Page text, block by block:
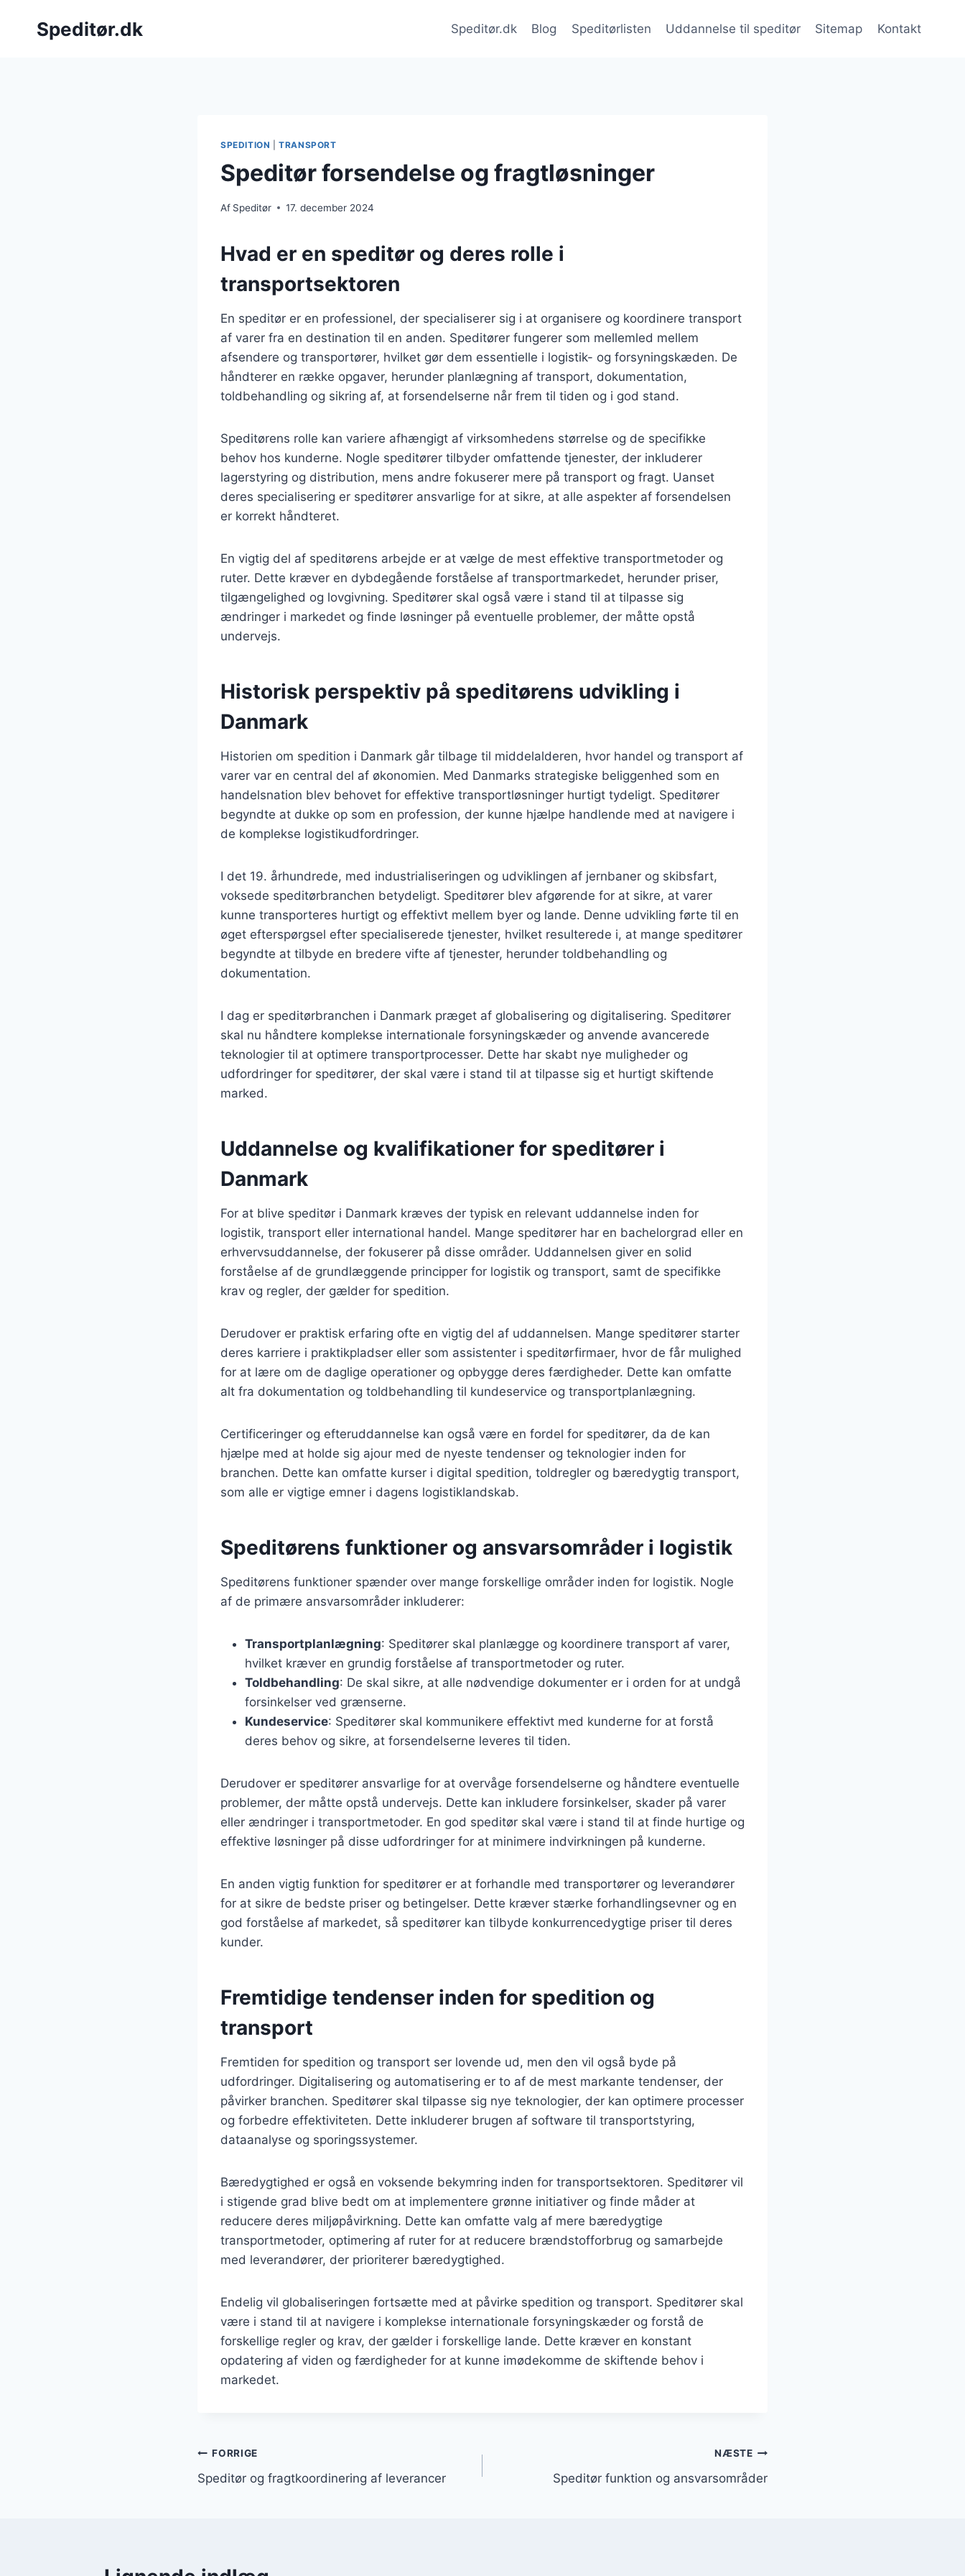
Speditør.dk Speditør.dk Blog Speditørlisten Uddannelse til speditør Sitemap Kontakt
SPEDITION |TRANSPORT
Speditør forsendelse og fragtløsninger
Af Speditør 17. december 2024
Hvad er en speditør og deres rolle i
transportsektoren
En speditør er en professionel, der specialiserer sig i at organisere og koordinere transport
af varer fra en destination til en anden. Speditører fungerer som mellemled mellem
afsendere og transportører, hvilket gør dem essentielle i logistik- og forsyningskæden. De
håndterer en række opgaver, herunder planlægning af transport, dokumentation,
toldbehandling og sikring af, at forsendelserne når frem til tiden og i god stand.
Speditørens rolle kan variere afhængigt af virksomhedens størrelse og de specifikke
behov hos kunderne. Nogle speditører tilbyder omfattende tjenester, der inkluderer
lagerstyring og distribution, mens andre fokuserer mere på transport og fragt. Uanset
deres specialisering er speditører ansvarlige for at sikre, at alle aspekter af forsendelsen
er korrekt håndteret.
En vigtig del af speditørens arbejde er at vælge de mest effektive transportmetoder og
ruter. Dette kræver en dybdegående forståelse af transportmarkedet, herunder priser,
tilgængelighed og lovgivning. Speditører skal også være i stand til at tilpasse sig
ændringer i markedet og finde løsninger på eventuelle problemer, der måtte opstå
undervejs.
Historisk perspektiv på speditørens udvikling i
Danmark
Historien om spedition i Danmark går tilbage til middelalderen, hvor handel og transport af
varer var en central del af økonomien. Med Danmarks strategiske beliggenhed som en
handelsnation blev behovet for effektive transportløsninger hurtigt tydeligt. Speditører
begyndte at dukke op som en profession, der kunne hjælpe handlende med at navigere i
de komplekse logistikudfordringer.
I det 19. århundrede, med industrialiseringen og udviklingen af jernbaner og skibsfart,
voksede speditørbranchen betydeligt. Speditører blev afgørende for at sikre, at varer
kunne transporteres hurtigt og effektivt mellem byer og lande. Denne udvikling førte til en
øget efterspørgsel efter specialiserede tjenester, hvilket resulterede i, at mange speditører
begyndte at tilbyde en bredere vifte af tjenester, herunder toldbehandling og
dokumentation.
I dag er speditørbranchen i Danmark præget af globalisering og digitalisering. Speditører
skal nu håndtere komplekse internationale forsyningskæder og anvende avancerede
teknologier til at optimere transportprocesser. Dette har skabt nye muligheder og
udfordringer for speditører, der skal være i stand til at tilpasse sig et hurtigt skiftende
marked.
Uddannelse og kvalifikationer for speditører i
Danmark
For at blive speditør i Danmark kræves der typisk en relevant uddannelse inden for
logistik, transport eller international handel. Mange speditører har en bachelorgrad eller en
erhvervsuddannelse, der fokuserer på disse områder. Uddannelsen giver en solid
forståelse af de grundlæggende principper for logistik og transport, samt de specifikke
krav og regler, der gælder for spedition.
Derudover er praktisk erfaring ofte en vigtig del af uddannelsen. Mange speditører starter
deres karriere i praktikpladser eller som assistenter i speditørfirmaer, hvor de får mulighed
for at lære om de daglige operationer og opbygge deres færdigheder. Dette kan omfatte
alt fra dokumentation og toldbehandling til kundeservice og transportplanlægning.
Certificeringer og efteruddannelse kan også være en fordel for speditører, da de kan
hjælpe med at holde sig ajour med de nyeste tendenser og teknologier inden for
branchen. Dette kan omfatte kurser i digital spedition, toldregler og bæredygtig transport,
som alle er vigtige emner i dagens logistiklandskab.
Speditørens funktioner og ansvarsområder i logistik
Speditørens funktioner spænder over mange forskellige områder inden for logistik. Nogle
af de primære ansvarsområder inkluderer:
Transportplanlægning: Speditører skal planlægge og koordinere transport af varer,
hvilket kræver en grundig forståelse af transportmetoder og ruter.
Toldbehandling: De skal sikre, at alle nødvendige dokumenter er i orden for at undgå
forsinkelser ved grænserne.
Kundeservice: Speditører skal kommunikere effektivt med kunderne for at forstå
deres behov og sikre, at forsendelserne leveres til tiden.
Derudover er speditører ansvarlige for at overvåge forsendelserne og håndtere eventuelle
problemer, der måtte opstå undervejs. Dette kan inkludere forsinkelser, skader på varer
eller ændringer i transportmetoder. En god speditør skal være i stand til at finde hurtige og
effektive løsninger på disse udfordringer for at minimere indvirkningen på kunderne.
En anden vigtig funktion for speditører er at forhandle med transportører og leverandører
for at sikre de bedste priser og betingelser. Dette kræver stærke forhandlingsevner og en
god forståelse af markedet, så speditører kan tilbyde konkurrencedygtige priser til deres
kunder.
Fremtidige tendenser inden for spedition og
transport
Fremtiden for spedition og transport ser lovende ud, men den vil også byde på
udfordringer. Digitalisering og automatisering er to af de mest markante tendenser, der
påvirker branchen. Speditører skal tilpasse sig nye teknologier, der kan optimere processer
og forbedre effektiviteten. Dette inkluderer brugen af software til transportstyring,
dataanalyse og sporingssystemer.
Bæredygtighed er også en voksende bekymring inden for transportsektoren. Speditører vil
i stigende grad blive bedt om at implementere grønne initiativer og finde måder at
reducere deres miljøpåvirkning. Dette kan omfatte valg af mere bæredygtige
transportmetoder, optimering af ruter for at reducere brændstofforbrug og samarbejde
med leverandører, der prioriterer bæredygtighed.
Endelig vil globaliseringen fortsætte med at påvirke spedition og transport. Speditører skal
være i stand til at navigere i komplekse internationale forsyningskæder og forstå de
forskellige regler og krav, der gælder i forskellige lande. Dette kræver en konstant
opdatering af viden og færdigheder for at kunne imødekomme de skiftende behov i
markedet.
Indlægsnavigation
FORRIGE
Speditør og fragtkoordinering af leverancer
NÆSTE
Speditør funktion og ansvarsområder